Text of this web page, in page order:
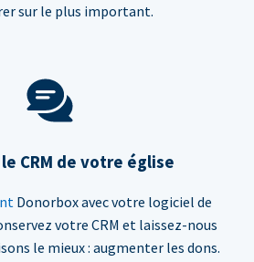
sur le plus important.
CRM de votre église
Donorbox avec votre logiciel de
votre CRM et laissez-nous
le mieux : augmenter les dons.